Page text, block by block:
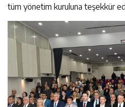
tüm yönetim kuruluna teşekkür